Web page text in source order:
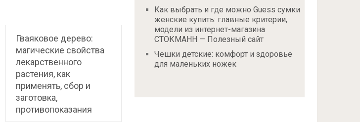
Гваяковое дерево:
магические свойства
лекарственного
растения, как
применять, сбор и
заготовка,
противопоказания
Как выбрать и где можно Guess сумки
женские купить: главные критерии,
модели из интернет-магазина
СТОКМАНН — Полезный сайт
Чешки детские: комфорт и здоровье
для маленьких ножек